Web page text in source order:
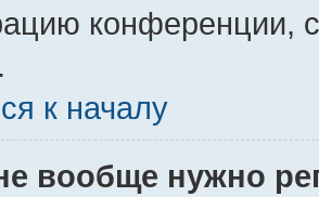
конференции,
к началу
вообще нужно